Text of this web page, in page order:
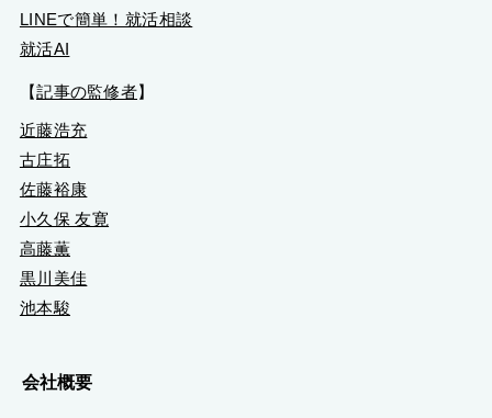
LINEで簡単！就活相談
就活AI
【記事の監修者】
近藤浩充
古庄拓
佐藤裕康
小久保 友寛
高藤薫
黒川美佳
池本駿
会社概要